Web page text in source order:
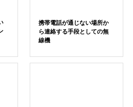
携帯電話が通じない場所か
ら連絡する手段としての無
線機